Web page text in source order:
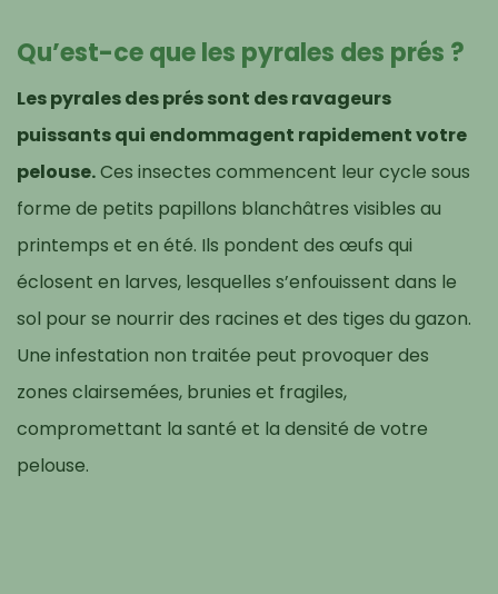
Qu’est-ce que les pyrales des prés ?
Les pyrales des prés sont des ravageurs
puissants qui endommagent rapidement votre
pelouse.Ces insectes commencent leur cycle sous
forme de petits papillons blanchâtres visibles au
printemps et en été. Ils pondent des œufs qui
éclosent en larves, lesquelles s’enfouissent dans le
sol pour se nourrir des racines et des tiges du gazon.
Une infestation non traitée peut provoquer des
zones clairsemées, brunies et fragiles,
compromettant la santé et la densité de votre
pelouse.